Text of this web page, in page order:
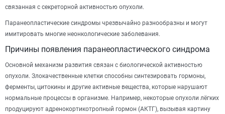
связанная с секреторной активностью опухоли.
Паранеопластические синдромы чрезвычайно разнообразны и могут
имитировать многие неонкологические заболевания.
Причины появления паранеопластического синдрома
Основной механизм развития связан с биологической активностью
опухоли. Злокачественные клетки способны синтезировать гормоны,
ферменты, цитокины и другие активные вещества, которые нарушают
нормальные процессы в организме. Например, некоторые опухоли лёгких
продуцируют адренокортикотропный гормон (АКТГ), вызывая картину